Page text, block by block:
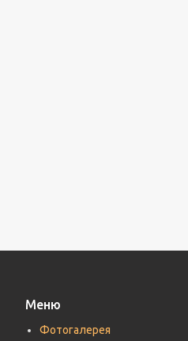
Меню
Фотогалерея